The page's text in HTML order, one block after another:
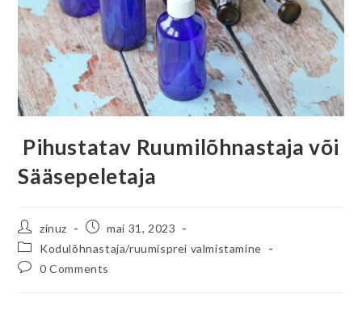
Pihustatav Ruumilõhnastaja või
Sääsepeletaja
zinuz
mai 31, 2023
Kodulõhnastaja/ruumisprei valmistamine
0 Comments